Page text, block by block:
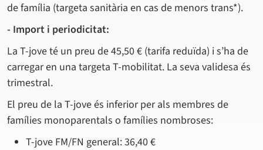
de família (targeta sanitària en cas de menors trans*).
- Import i periodicitat:
La T-jove té un preu de 45,50 € (tarifa reduïda) i s’ha de
carregar en una targeta T-mobilitat. La seva validesa és
trimestral.
El preu de la T-jove és inferior per als membres de
famílies monoparentals o famílies nombroses:
T-jove FM/FN general: 36,40 €